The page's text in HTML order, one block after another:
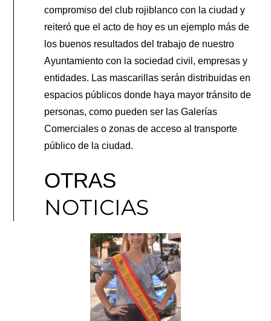
compromiso del club rojiblanco con la ciudad y
reiteró que el acto de hoy es un ejemplo más de
los buenos resultados del trabajo de nuestro
Ayuntamiento con la sociedad civil, empresas y
entidades. Las mascarillas serán distribuidas en
espacios públicos donde haya mayor tránsito de
personas, como pueden ser las Galerías
Comerciales o zonas de acceso al transporte
público de la ciudad.
OTRAS
NOTICIAS